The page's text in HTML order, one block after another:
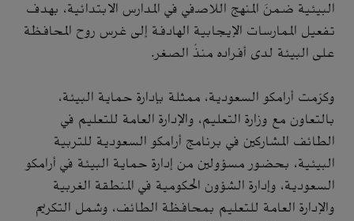
البيئية ضمنَ المنهج اللاصفي في المدارس الابتدائية، بهدف
تفعيل الممارسات الإيجابية الهادفة إلى غرس روح المحافظة
على البيئة لدى أفراده منذُ الصغر.
وكرّمت أرامكو السعودية، ممثلة بإدارة حماية البيئة،
بالتعاون مع وزارة التعليم، والإدارة العامة للتعليم في
الطائف المشاركين في برنامج أرامكو السعودية للتربية
البيئية، بحضور مسؤولين من إدارة حماية البيئة في أرامكو
السعودية، وإدارة الشؤون الحكومية في المنطقة الغربية
والإدارة العامة للتعليم بمحافظة الطائف، وشمل التكريم